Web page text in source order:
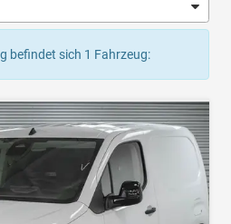
befindet sich 1 Fahrzeug: